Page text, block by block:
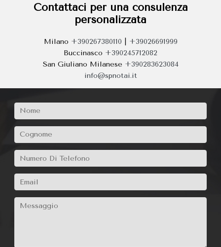
Contattaci per una consulenza
Milano+390267380110
Buccinasco+390245712082